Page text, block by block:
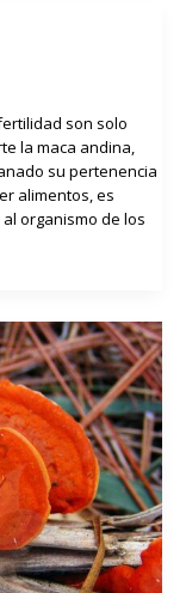
son solo
la maca andina,
su pertenencia
alimentos, es
organismo de los